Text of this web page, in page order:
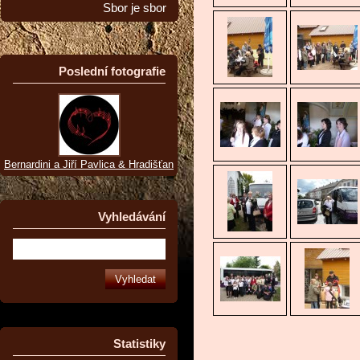
Sbor je sbor
Poslední fotografie
Bernardini a Jiří Pavlica & Hradišťan
Vyhledávání
Statistiky